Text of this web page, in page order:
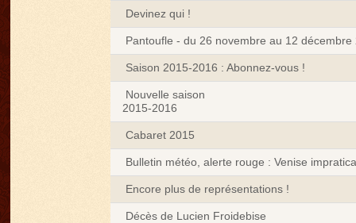
Devinez qui !
Pantoufle - du 26 novembre au 12 décembre
Saison 2015-2016 : Abonnez-vous !
Nouvelle saison
2015-2016
Cabaret 2015
Bulletin météo, alerte rouge : Venise
Encore plus de représentations !
Décès de Lucien Froidebise